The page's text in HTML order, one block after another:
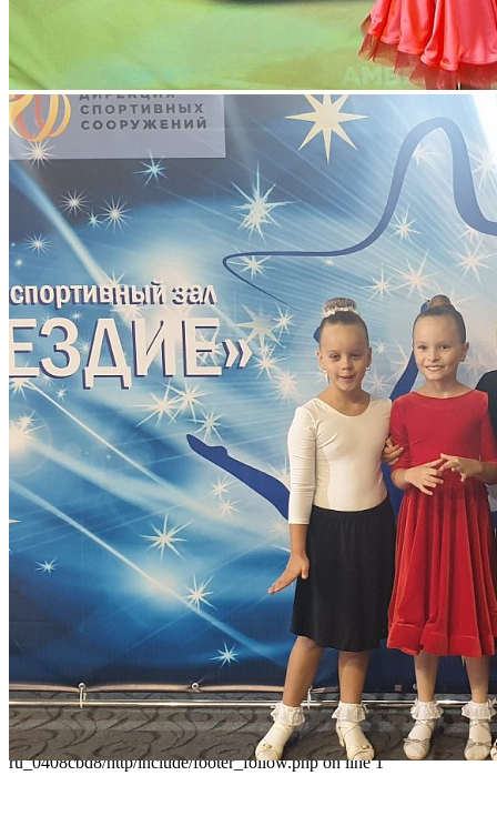
место заняли Куртаева Вероника в категории юниоры
открытый класс, Царевская Маргарита в категории до Д
класса по латиноамериканской программе, Ашалаева Амина,
Удалова Арина и Соловьева Виктория
Поздравляем ребят и педагога Порохнявую Р. И. с успешным
выступлением на турнире и желаем им дальнейших побед!
Информацию подготовила педагог дополнительного
образования Порохнявая Р.И.
След. новость
Пред. новость
Наши контакты
236040,г. Калининград, ул. Сергеева 10
+7 (401) 253-45-55
dtdm39@mail.ru
Приказ
Разделы
Главная
О Дворце
Контакты
Карта сайта
Следуйте за нами
Parse error: syntax error, unexpected 'data' (T_STRING), expecting
']' in /home/virtwww/w_dvorec39-
ru_0408cbd8/http/include/footer_follow.php on line 1